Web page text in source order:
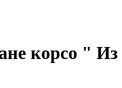
корсо " Из